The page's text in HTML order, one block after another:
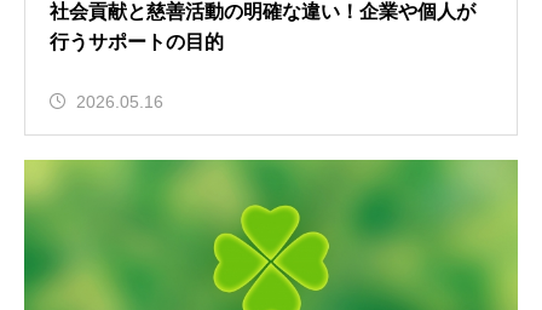
社会貢献と慈善活動の明確な違い！企業や個人が
行うサポートの目的
2026.05.16